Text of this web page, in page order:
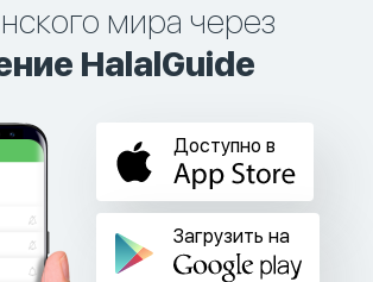
мира через
HalalGuide
Доступно в
Загрузить на